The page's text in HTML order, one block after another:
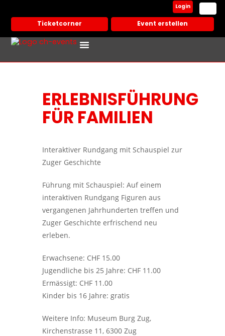
Ticketcorner Event erstellen
Login
ERLEBNISFÜHRUNG
FÜR FAMILIEN
Interaktiver Rundgang mit Schauspiel zur
Zuger Geschichte
Führung mit Schauspiel: Auf einem
interaktiven Rundgang Figuren aus
vergangenen Jahrhunderten treffen und
Zuger Geschichte erfrischend neu
erleben.
Erwachsene: CHF 15.00
Jugendliche bis 25 Jahre: CHF 11.00
Ermässigt: CHF 11.00
Kinder bis 16 Jahre: gratis
Weitere Info: Museum Burg Zug,
Kirchenstrasse 11, 6300 Zug